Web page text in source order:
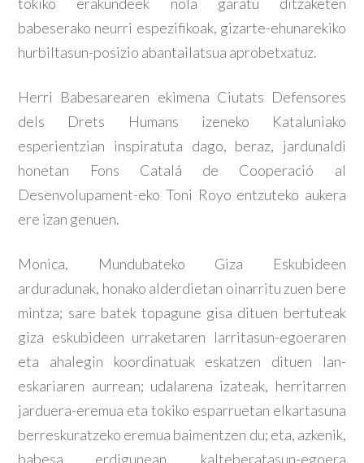
tokiko erakundeek nola garatu ditzaketen
babeserako neurri espezifikoak, gizarte-ehunarekiko
hurbiltasun-posizio abantailatsua aprobetxatuz.
Herri Babesarearen ekimena Ciutats Defensores
dels Drets Humans izeneko Kataluniako
esperientzian inspiratuta dago, beraz, jardunaldi
honetan Fons Catalá de Cooperació al
Desenvolupament-eko Toni Royo entzuteko aukera
ere izan genuen.
Monica, Mundubateko Giza Eskubideen
arduradunak, honako alderdietan oinarritu zuen bere
mintza; sare batek topagune gisa dituen bertuteak
giza eskubideen urraketaren larritasun-egoeraren
eta ahalegin koordinatuak eskatzen dituen lan-
eskariaren aurrean; udalarena izateak, herritarren
jarduera-eremua eta tokiko esparruetan elkartasuna
berreskuratzeko eremua baimentzen du; eta, azkenik,
babesa erdigunean, kalteberatasun-egoera